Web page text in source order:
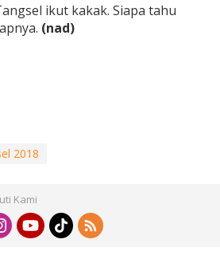
ikut kakak. Siapa tahu
(nad)
2018
Kami